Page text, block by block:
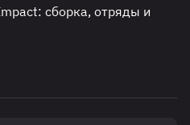
сборка, отряды и